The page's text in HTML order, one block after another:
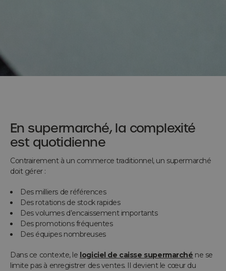
En supermarché, la complexité
est quotidienne
Contrairement à un commerce traditionnel, un supermarché
doit gérer :
Des milliers de références
Des rotations de stock rapides
Des volumes d’encaissement importants
Des promotions fréquentes
Des équipes nombreuses
Dans ce contexte, le logiciel de caisse supermarché ne se
limite pas à enregistrer des ventes. Il devient le cœur du